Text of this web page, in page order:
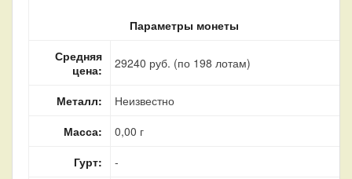
Параметры монеты
Средняя
цена:
29240 руб. (по 198 лотам)
Металл:
Неизвестно
Масса:
0,00 г
Гурт:
-